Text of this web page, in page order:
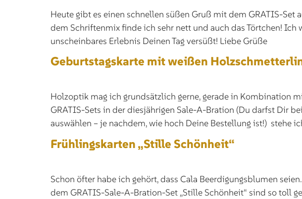
Heute gibt es einen schnellen süßen Gruß mit dem GRATIS-Set
dem Schriftenmix finde ich sehr nett und auch das Törtchen!
unscheinbares Erlebnis Deinen Tag versüßt! Liebe Grüße
Geburtstagskarte mit weißen
Holzoptik mag ich grundsätzlich gerne, gerade in Kombination
GRATIS-Sets in der diesjährigen Sale-A-Bration (Du darfst Dir
auswählen – je nachdem, wie hoch Deine Bestellung ist!) stehe
Frühlingskarten „Stille Schönheit“
Schon öfter habe ich gehört, dass Cala Beerdigungsblumen
dem GRATIS-Sale-A-Bration-Set „Stille Schönheit“ sind so toll